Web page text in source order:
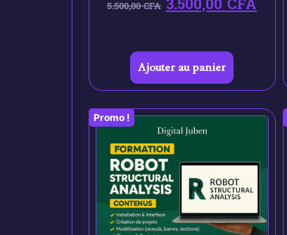
5.500,00CFA
Ajouter au panier
Promo !